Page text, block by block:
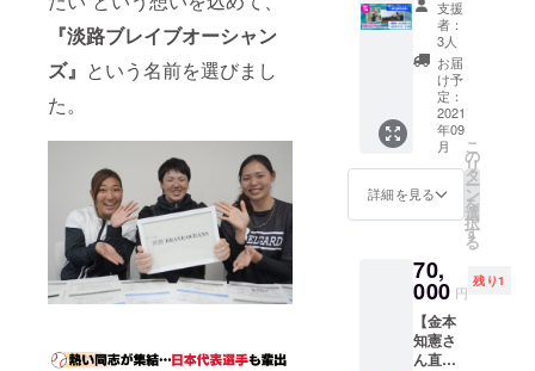
『淡路ブレイブオーシャン
ズ』 という名前を選びまし
た。
す ※写
真と実
際の商
品は異
なる場
合がご
ざいま
す ※ご
支援確
定後の
返金・
キャン
交換
は、対
応いた
しかね
ますの
で、何
考欄に
お書き
くださ
い
（10文
字以
内）
ない場
合は
しな
い」と
記載く
ださい
※お
名前が
お名前
入れは
できま
せん ◎
お礼ポ
スト
カード
・ク
ラウド
ディン
グ限定
チーム
からの
メッ
セージ
は印刷
横断幕
への支
援者の
お名前
入れ
（希望
者の
み）
・支
お名前
で
の横断
幕を作
成
※お名前
の大き
レプリ
カユニ
フォー
ム（選
手全員
の直筆
サイン
入り）
・サ
イズ：
（S/M/L
XO）
・素
材：ポ
リエス
テル
100％
手袋
（両
手）」
＜非売
品＞
・
色：水
色 ・
スラッ
ガー製
筆サイ
ン
※転売目
的はご
遠慮く
ださい
ズ＜特
別練習
体験＞
セッ
ト】 ◎
田中監
督の愛
情ノッ
ク＆
泉
コーチ
の鬼メ
にチャ
レンジ
できま
す ・
練習体
験は半
支援
者：
3人
お届
け予
定：
2021
年09
月
詳細を見る
こ
の
リ
タ
ー
ン
を
選
択
す
る
70,
000 円
残り1
【金本
知憲さ
ん直筆